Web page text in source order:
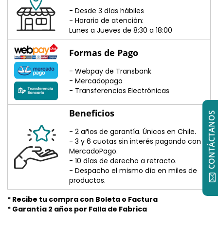
- Desde 3 días hábiles
- Horario de atención:
Lunes a Jueves de 8:30 a 18:00
Formas de Pago
- Webpay de Transbank
- Mercadopago
- Transferencias Electrónicas
Beneficios
- 2 años de garantía. Únicos en Chile.
- 3 y 6 cuotas sin interés pagando con
MercadoPago.
- 10 días de derecho a retracto.
- Despacho el mismo día en miles de
productos.
* Recibe tu compra con Boleta o Factura
* Garantía 2 años por Falla de Fabrica
CONTÁCTANOS